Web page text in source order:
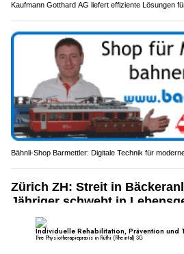
Kaufmann Gotthard AG liefert effiziente Lösungen
Bähnli-Shop Barmettler: Digitale Technik für
Zürich ZH: Streit in
Jähriger schwebt in